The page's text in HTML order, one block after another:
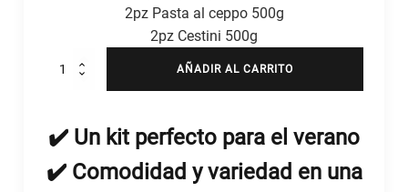
2pz Pasta al ceppo 500g
2pz Cestini 500g
Formati
AÑADIR AL CARRITO
✔️ Un kit perfecto para el verano
✔️ Comodidad y variedad en una